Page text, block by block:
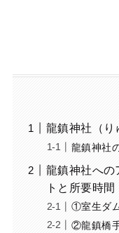
龍鎮神社（り
龍鎮神社
龍鎮神社への
トと所要時間
①室生ダ
②龍鎮橋